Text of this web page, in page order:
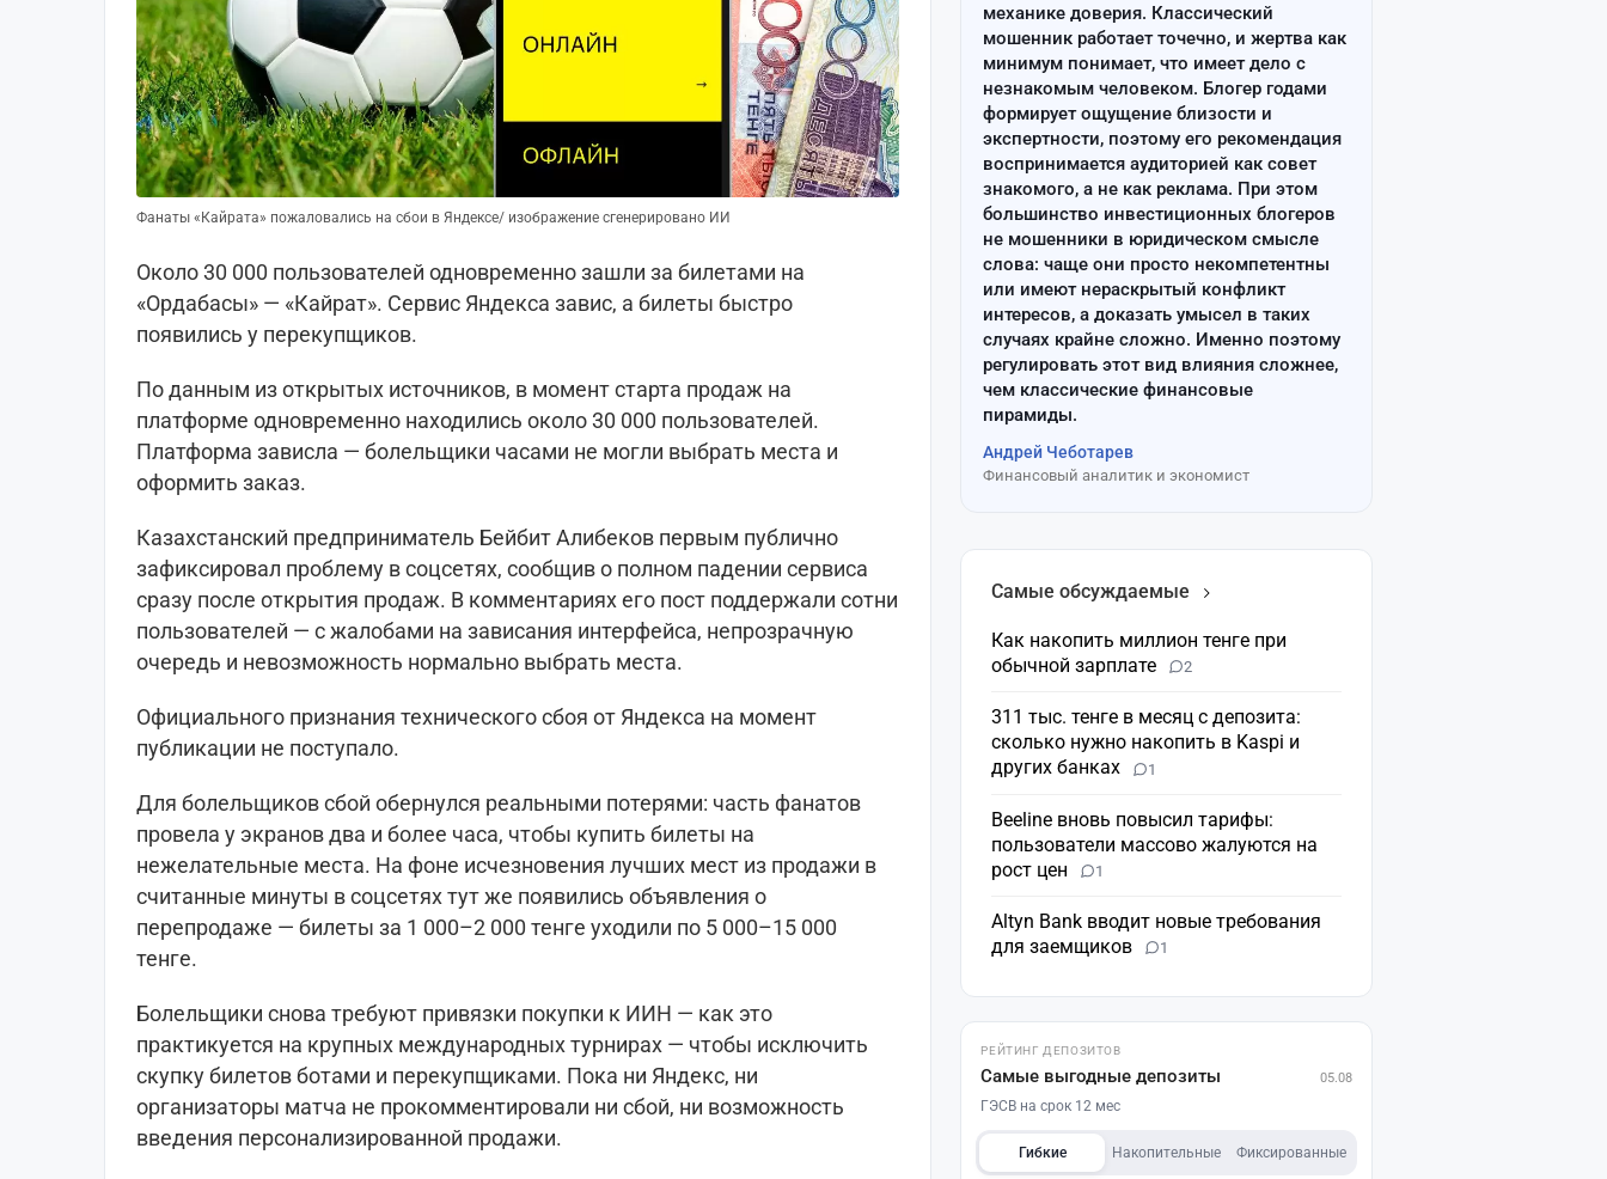
Фанаты «Кайрата» пожаловались на сбои в Яндексе/ изображение сгенерировано ИИ
Около 30 000 пользователей одновременно зашли за билетами на
«Ордабасы» — «Кайрат». Сервис Яндекса завис, а билеты быстро
появились у перекупщиков.
По данным из открытых источников, в момент старта продаж на
платформе одновременно находились около 30 000 пользователей.
Платформа зависла — болельщики часами не могли выбрать места и
оформить заказ.
Казахстанский предприниматель Бейбит Алибеков первым публично
зафиксировал проблему в соцсетях, сообщив о полном падении сервиса
сразу после открытия продаж. В комментариях его пост поддержали сотни
пользователей — с жалобами на зависания интерфейса, непрозрачную
очередь и невозможность нормально выбрать места.
Официального признания технического сбоя от Яндекса на момент
публикации не поступало.
Для болельщиков сбой обернулся реальными потерями: часть фанатов
провела у экранов два и более часа, чтобы купить билеты на
нежелательные места. На фоне исчезновения лучших мест из продажи в
считанные минуты в соцсетях тут же появились объявления о
перепродаже — билеты за 1 000–2 000 тенге уходили по 5 000–15 000
тенге.
Болельщики снова требуют привязки покупки к ИИН — как это
практикуется на крупных международных турнирах — чтобы исключить
скупку билетов ботами и перекупщиками. Пока ни Яндекс, ни
организаторы матча не прокомментировали ни сбой, ни возможность
введения персонализированной продажи.
механике доверия. Классический
мошенник работает точечно, и жертва как
минимум понимает, что имеет дело с
незнакомым человеком. Блогер годами
формирует ощущение близости и
экспертности, поэтому его рекомендация
воспринимается аудиторией как совет
знакомого, а не как реклама. При этом
большинство инвестиционных блогеров
не мошенники в юридическом смысле
слова: чаще они просто некомпетентны
или имеют нераскрытый конфликт
интересов, а доказать умысел в таких
случаях крайне сложно. Именно поэтому
регулировать этот вид влияния сложнее,
чем классические финансовые
пирамиды.
Андрей Чеботарев
Финансовый аналитик и экономист
Самые обсуждаемые
Как накопить миллион тенге при
обычной зарплате
2
311 тыс. тенге в месяц с депозита:
сколько нужно накопить в Kaspi и
других банках
1
Beeline вновь повысил тарифы:
пользователи массово жалуются на
рост цен
1
Altyn Bank вводит новые требования
для заемщиков
1
РЕЙТИНГ ДЕПОЗИТОВ
Самые выгодные депозиты 05.08
ГЭСВ на срок 12 мес
Гибкие Накопительные Фиксированные